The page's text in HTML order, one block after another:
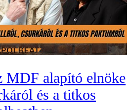
MDF alapító elnöke
és a titkos